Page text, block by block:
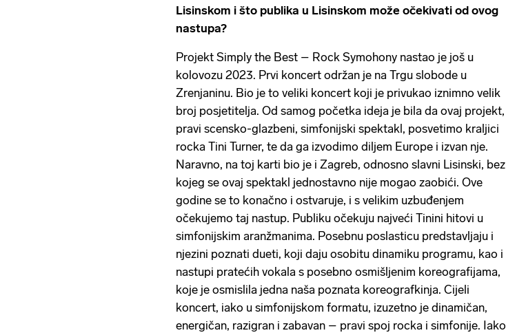
Lisinskom i što publika u Lisinskom može očekivati od ovog
nastupa?
Projekt Simply the Best – Rock Symohony nastao je još u
kolovozu 2023. Prvi koncert održan je na Trgu slobode u
Zrenjaninu. Bio je to veliki koncert koji je privukao iznimno velik
broj posjetitelja. Od samog početka ideja je bila da ovaj projekt,
pravi scensko-glazbeni, simfonijski spektakl, posvetimo kraljici
rocka Tini Turner, te da ga izvodimo diljem Europe i izvan nje.
Naravno, na toj karti bio je i Zagreb, odnosno slavni Lisinski, bez
kojeg se ovaj spektakl jednostavno nije mogao zaobići. Ove
godine se to konačno i ostvaruje, i s velikim uzbuđenjem
očekujemo taj nastup. Publiku očekuju najveći Tinini hitovi u
simfonijskim aranžmanima. Posebnu poslasticu predstavljaju i
njezini poznati dueti, koji daju osobitu dinamiku programu, kao i
nastupi pratećih vokala s posebno osmišljenim koreografijama,
koje je osmislila jedna naša poznata koreografkinja. Cijeli
koncert, iako u simfonijskom formatu, izuzetno je dinamičan,
energičan, razigran i zabavan – pravi spoj rocka i simfonije. Iako